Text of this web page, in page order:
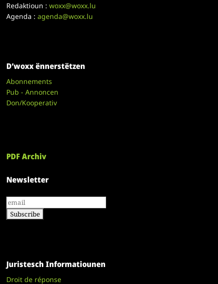
Redaktioun :woxx@woxx.lu
Agenda :agenda@woxx.lu
D’woxx ënnerstëtzen
Abonnements
Pub - Annoncen
Don/Kooperativ
PDF Archiv
Newsletter
Juristesch Informatiounen
Droit de réponse